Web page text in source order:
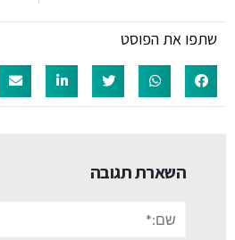
שתפו את הפוסט
השארת תגובה